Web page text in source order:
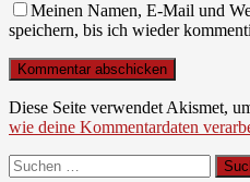
Meinen Namen, E-Mail und
speichern, bis ich wieder
Diese Seite verwendet Akismet,
wie deine Kommentardaten
Suchen